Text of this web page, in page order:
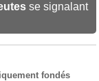
se signalant
fondés